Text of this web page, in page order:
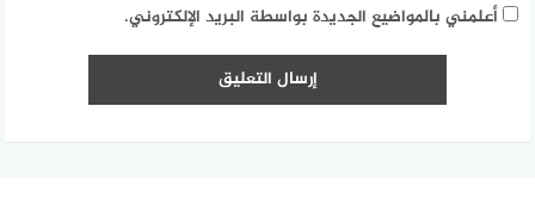
أعلمني بالمواضيع الجديدة بواسطة البريد الإلكتروني.